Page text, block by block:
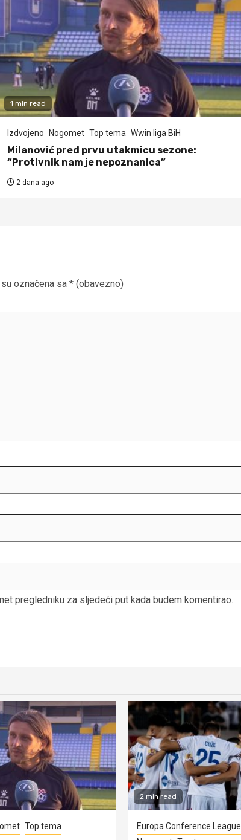
1 min read
Izdvojeno Nogomet Top tema Wwin liga BiH
Milanović pred prvu utakmicu sezone:
“Protivnik nam je nepoznanica”
2 dana ago
označena sa * (obavezno)
pregledniku za sljedeći put kada budem komentirao.
Top tema
2 min read
Europa Conference League